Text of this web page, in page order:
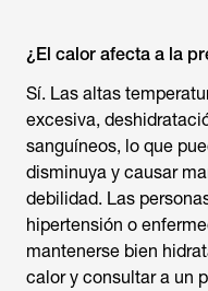
¿El calor afecta a la
Sí. Las altas
excesiva,
sanguíneos, lo que
disminuya y causar
debilidad. Las
hipertensión o
mantenerse bien
calor y consultar a un